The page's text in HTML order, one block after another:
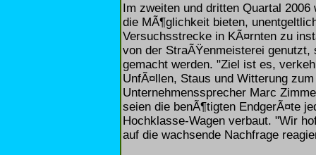
Im zweiten und dritten Quartal
die MÃ¶glichkeit bieten,
Versuchsstrecke in KÃ¤rnten zu
von der StraÃŸenmeisterei genutzt,
gemacht werden. "Ziel ist es,
UnfÃ¤llen, Staus und Witterung
Unternehmenssprecher Marc
seien die benÃ¶tigten EndgerÃ¤te
Hochklasse-Wagen verbaut. "Wir
auf die wachsende Nachfrage